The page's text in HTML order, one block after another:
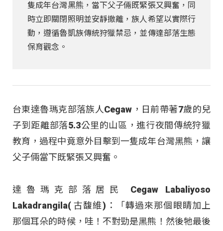
隻成年台灣黑熊，當下父子倆既緊張又興奮，同
時立即關閉照明並安靜撤離，族人希望以實際行
動，遵循魯凱族傳統狩獵禁忌，並傳達部落生態
保育觀念。
台東達魯瑪克部落族人Cegaw，日前帶著7歲的兒
子到距離部落5.3公里的山區，進行夜間傳統狩獵
教育，過程中竟意外目擊到一隻成年台灣黑熊，讓
父子倆當下既緊張又興奮。
達魯瑪克部落居民 Cegaw Labaliyoso
Lakadrangila( 古馥維)：「轉過來那個眼睛加上
那個耳朵的時候，哇！不對勁是黑熊！然後牠最後